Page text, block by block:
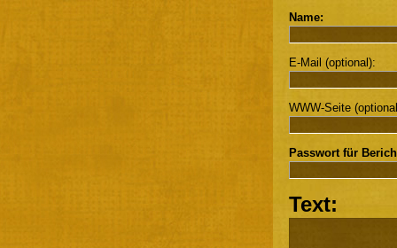
Name:
E-Mail (optional):
WWW-Seite
Passwort für
Text: